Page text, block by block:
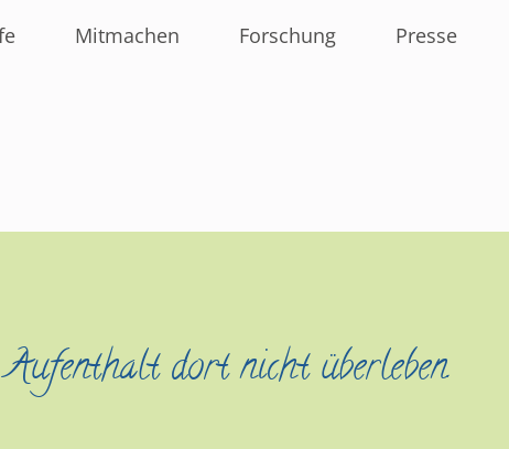
Mitmachen Forschung Presse
dort nicht überleben.